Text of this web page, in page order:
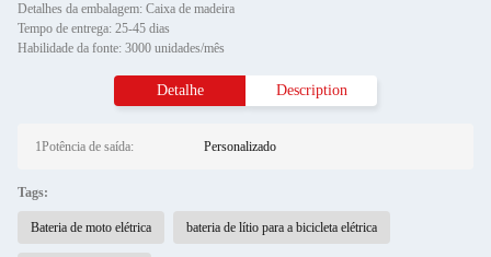
Detalhes da embalagem: Caixa de madeira
Tempo de entrega: 25-45 dias
Habilidade da fonte: 3000 unidades/mês
Detalhe Description
1Potência de saída: Personalizado
Tags:
Bateria de moto elétrica bateria de lítio para a bicicleta elétrica